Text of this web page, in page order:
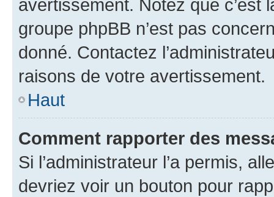
avertissement. Notez que c’est
groupe phpBB n’est pas
donné. Contactez
raisons de votre avertissement.
Haut
Comment rapporter des
Si l’administrateur l’a permis,
devriez voir un bouton pour